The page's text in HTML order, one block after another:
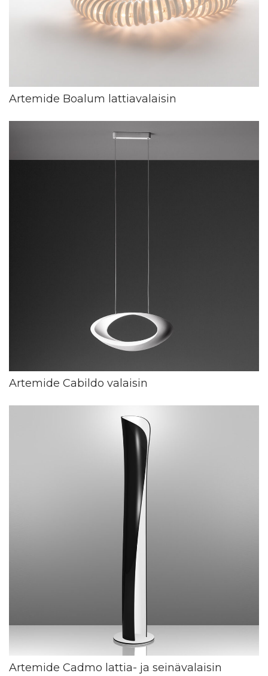
Artemide Boalum lattiavalaisin
Artemide Cabildo valaisin
Artemide Cadmo lattia- ja seinävalaisin